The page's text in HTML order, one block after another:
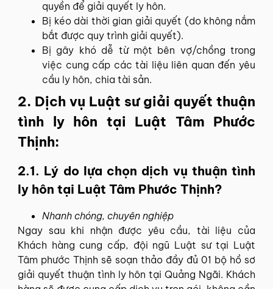
quyền để giải quyết ly hôn.
Bị kéo dài thời gian giải quyết (do không nắm
bắt được quy trình giải quyết).
Bị gây khó dễ từ một bên vợ/chồng trong
việc cung cấp các tài liệu liên quan đến yêu
cầu ly hôn, chia tài sản.
2. Dịch vụ Luật sư giải quyết thuận
tình ly hôn tại Luật Tâm Phước
Thịnh:
2.1. Lý do lựa chọn dịch vụ thuận tình
ly hôn tại Luật Tâm Phước Thịnh?
Nhanh chóng, chuyên nghiệp
Ngay sau khi nhận được yêu cầu, tài liệu của
Khách hàng cung cấp, đội ngũ Luật sư tại Luật
Tâm phước Thịnh sẽ soạn thảo đầy đủ 01 bộ hồ sơ
giải quyết thuận tình ly hôn tại Quảng Ngãi. Khách